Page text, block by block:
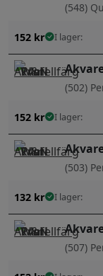
(548)
152 kr I lager:
(502)
152 kr I lager:
(503)
132 kr I lager:
(507)